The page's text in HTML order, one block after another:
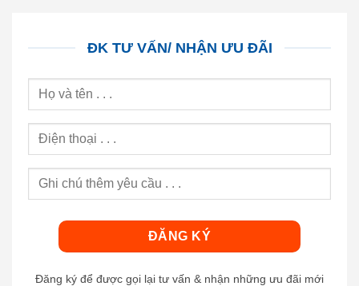
ĐK TƯ VẤN/ NHẬN ƯU ĐÃI
Đăng ký để được gọi lại tư vấn & nhận những ưu đãi mới